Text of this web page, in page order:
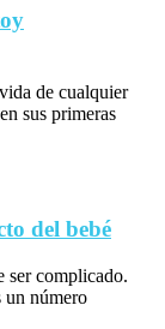
de cualquier
sus primeras
del bebé
ser complicado.
un número